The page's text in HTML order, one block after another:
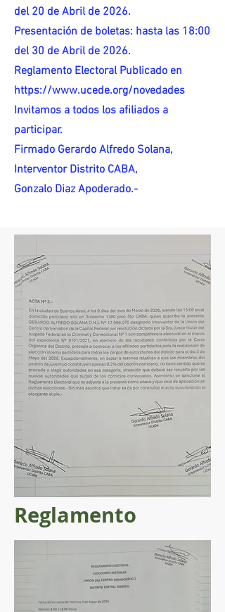
del 20 de Abril de 2026.
Presentación de boletas: hasta las 18:00
del 30 de Abril de 2026.
Reglamento Electoral Publicado en
https://www.ucede.org/novedades
Invitamos a todos los afiliados a
participar.
Firmado Gerardo Alfredo Solana,
Interventor Distrito CABA,
Gonzalo Diaz Apoderado.-
Reglamento